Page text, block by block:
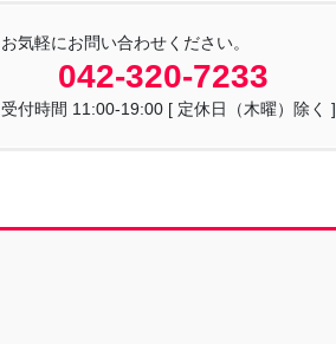
お気軽にお問い合わせください。
042-320-7233
受付時間 11:00-19:00 [ 定休日（木曜）除く ]